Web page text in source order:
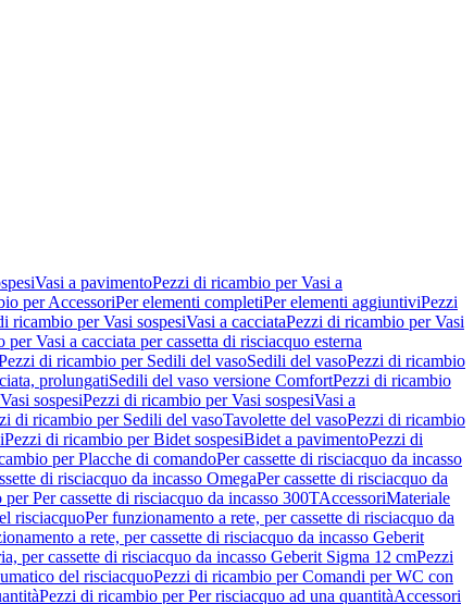
Vasi a pavimentoPezzi di ricambio per Vasi a
per AccessoriPer elementi completiPer elementi aggiuntiviPezzi
ricambio per Vasi sospesiVasi a cacciataPezzi di ricambio per Vasi
Vasi a cacciata per cassetta di risciacquo esterna
di ricambio per Sedili del vasoSedili del vasoPezzi di ricambio
prolungatiSedili del vaso versione ComfortPezzi di ricambio
Vasi sospesiPezzi di ricambio per Vasi sospesiVasi a
di ricambio per Sedili del vasoTavolette del vasoPezzi di ricambio
Pezzi di ricambio per Bidet sospesiBidet a pavimentoPezzi di
per Placche di comandoPer cassette di risciacquo da incasso
di risciacquo da incasso OmegaPer cassette di risciacquo da
Per cassette di risciacquo da incasso 300TAccessoriMateriale
risciacquoPer funzionamento a rete, per cassette di risciacquo da
a rete, per cassette di risciacquo da incasso Geberit
per cassette di risciacquo da incasso Geberit Sigma 12 cmPezzi
del risciacquoPezzi di ricambio per Comandi per WC con
Pezzi di ricambio per Per risciacquo ad una quantitàAccessori